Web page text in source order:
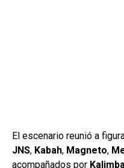
El escenario reunió a
JNS, Kabah, Magneto,
acompañados por Kalimba